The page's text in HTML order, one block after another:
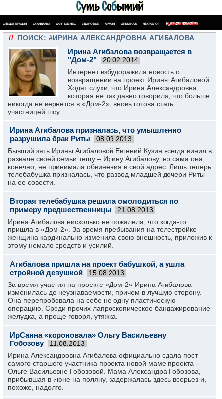
СПЕЦОПЕРАЦИЯ СКАНДАЛЫ ШОУ-БИЗНЕС ЗДОРОВЬЕ АРМИЯ ШПИОНАЖ НЕКРОЛОГ ПОИСК ПО САЙТУ
// ПОИСК: #ИРИНА АЛЕКСАНДРОВНА АГИБАЛОВА
Ирина Агибалова возвращается в
"Дом-2"
20.02.2014
Интернет взбудоражила новость о
возвращении на проект Ирины Агибаловой.
Ходят слухи, что Ирина Александровна,
которая не так давно говорила, что больше
никогда не вернется в «Дом-2», вновь готова стать
участницей шоу.
Ирина Агибалова призналась, что умышленно
разрушила брак Риты
08.09.2013
Бывший зять Ирины Агибаловой Евгений Кузин всегда винил в
развале своей семьи тещу – Ирину Агибалову, но сама она,
конечно, не принимала обвинения в свой адрес. Лишь теперь
телебабушка призналась, что развод младшей дочери Риты
на ее совести.
Вторая телебабушка решила омолодиться по
примеру предшественницы
21.08.2013
Ирина Агибалова нисколько не пожалела, что когда-то
пришла в «Дом-2». За время пребывания на телестройке
женщина кардинально изменила свою внешность, приложив к
этому немало средств и усилий.
Агибалова пришла на проект бабушкой, а ушла
стройной девушкой
15.08.2013
За время участия на проекте «Дом-2» Ирина Агибалова
изменилась до неузнаваемости, причем в лучшую сторону.
Она перепробовала на себе не одну пластическую
операцию. Среди прочих лапроскопическое бандажирование
желудка, а проще говоря, утяжка.
ИрСанна «короновала» Ольгу Васильевну
Гобозову
11.08.2013
Ирина Александровна Агибалова официально сдала пост
самого старшего участника проекта новой маме проекта -
Ольге Васильевне Гобозовой. Мама Александра Гобозова,
прибывшая в июне на поляну, задержалась здесь всерьез и,
похоже, надолго.